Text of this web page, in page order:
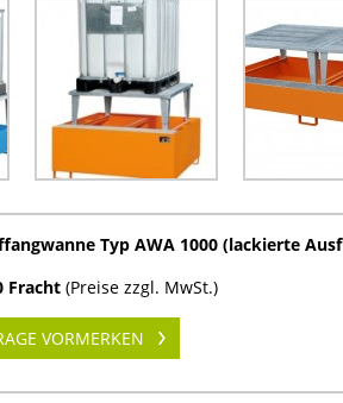
Typ AWA 1000 (lackierte
Fracht (Preise zzgl. MwSt.)
VORMERKEN